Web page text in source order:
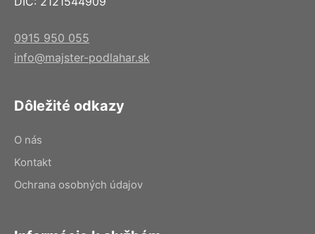
0915 950 055
info@majster-podlahar.sk
Dôležité odkazy
O nás
Kontakt
Ochrana osobných údajov